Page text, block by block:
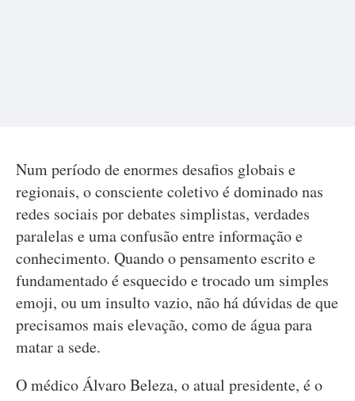
Num período de enormes desafios globais e
regionais, o consciente coletivo é dominado nas
redes sociais por debates simplistas, verdades
paralelas e uma confusão entre informação e
conhecimento. Quando o pensamento escrito e
fundamentado é esquecido e trocado um simples
emoji, ou um insulto vazio, não há dúvidas de que
precisamos mais elevação, como de água para
matar a sede.
O médico Álvaro Beleza, o atual presidente, é o